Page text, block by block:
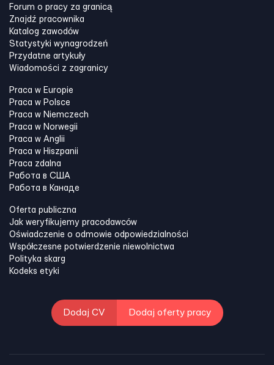
Forum o pracy za granicą
Znajdź pracownika
Katalog zawodów
Statystyki wynagrodzeń
Przydatne artykuły
Wiadomości z zagranicy
Praca w Europie
Praca w Polsce
Praca w Niemczech
Praca w Norwegii
Praca w Anglii
Praca w Hiszpanii
Praca zdalna
Работа в США
Работа в Канадe
Oferta publiczna
Jak weryfikujemy pracodawców
Oświadczenie o odmowie odpowiedzialności
Współczesne potwierdzenie niewolnictwa
Polityka skarg
Kodeks etyki
Dodaj CV Dodaj oferty pracy